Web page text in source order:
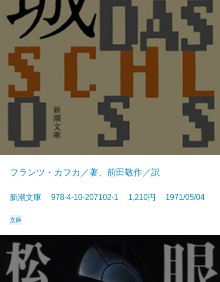
フランツ・カフカ／著、前田敬作／訳
新潮文庫 978-4-10-207102-1 1,210円 1971/05/04
文庫